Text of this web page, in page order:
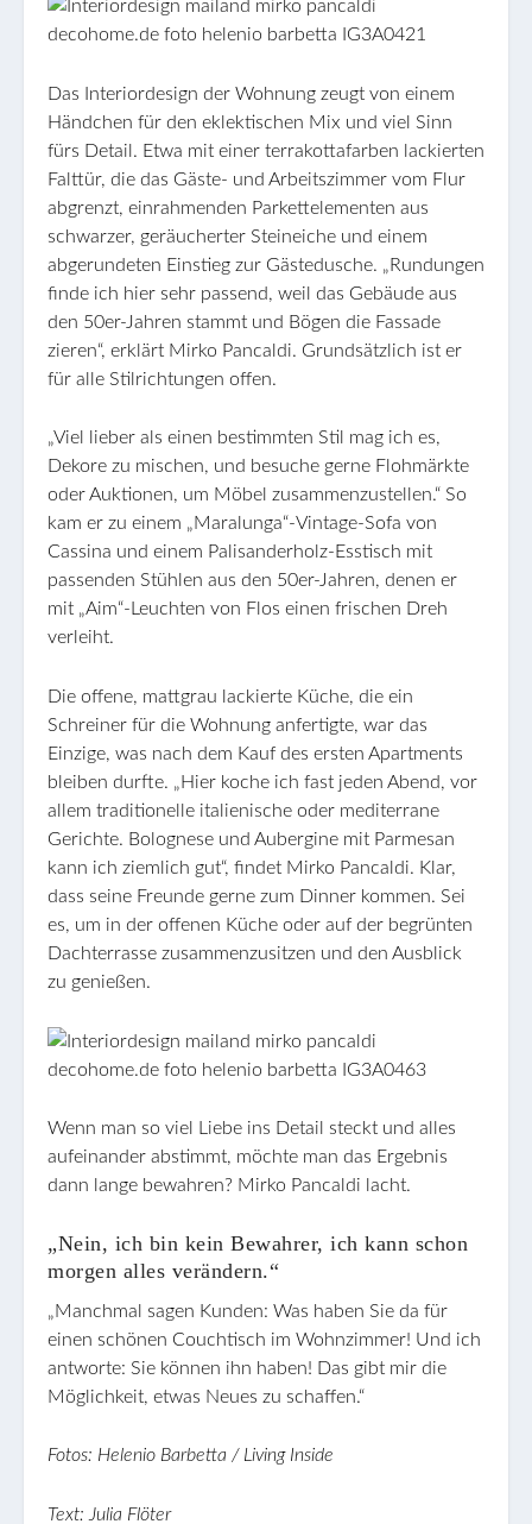
Das Interiordesign der Wohnung zeugt von einem
Händchen für den eklektischen Mix und viel Sinn
fürs Detail. Etwa mit einer terrakottafarben lackierten
Falttür, die das Gäste- und Arbeitszimmer vom Flur
abgrenzt, einrahmenden Parkettelementen aus
schwarzer, geräucherter Steineiche und einem
abgerundeten Einstieg zur Gästedusche. „Rundungen
finde ich hier sehr passend, weil das Gebäude aus
den 50er-Jahren stammt und Bögen die Fassade
zieren“, erklärt Mirko Pancaldi. Grundsätzlich ist er
für alle Stilrichtungen offen.
„Viel lieber als einen bestimmten Stil mag ich es,
Dekore zu mischen, und besuche gerne Flohmärkte
oder Auktionen, um Möbel zusammenzustellen.“ So
kam er zu einem „Maralunga“-Vintage-Sofa von
Cassina und einem Palisanderholz-Esstisch mit
passenden Stühlen aus den 50er-Jahren, denen er
mit „Aim“-Leuchten von Flos einen frischen Dreh
verleiht.
Die offene, mattgrau lackierte Küche, die ein
Schreiner für die Wohnung anfertigte, war das
Einzige, was nach dem Kauf des ersten Apartments
bleiben durfte. „Hier koche ich fast jeden Abend, vor
allem traditionelle italienische oder mediterrane
Gerichte. Bolognese und Aubergine mit Parmesan
kann ich ziemlich gut“, findet Mirko Pancaldi. Klar,
dass seine Freunde gerne zum Dinner kommen. Sei
es, um in der offenen Küche oder auf der begrünten
Dachterrasse zusammenzusitzen und den Ausblick
zu genießen.
Wenn man so viel Liebe ins Detail steckt und alles
aufeinander abstimmt, möchte man das Ergebnis
dann lange bewahren? Mirko Pancaldi lacht.
„Nein, ich bin kein Bewahrer, ich kann schon
morgen alles verändern.“
„Manchmal sagen Kunden: Was haben Sie da für
einen schönen Couchtisch im Wohnzimmer! Und ich
antworte: Sie können ihn haben! Das gibt mir die
Möglichkeit, etwas Neues zu schaffen.“
Fotos: Helenio Barbetta / Living Inside
Text: Julia Flöter